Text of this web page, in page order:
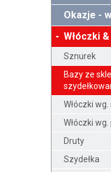
Okazje -
Włóczki
Sznurek
Bazy ze
Włóczki wg.
Włóczki
Druty
Szydełka